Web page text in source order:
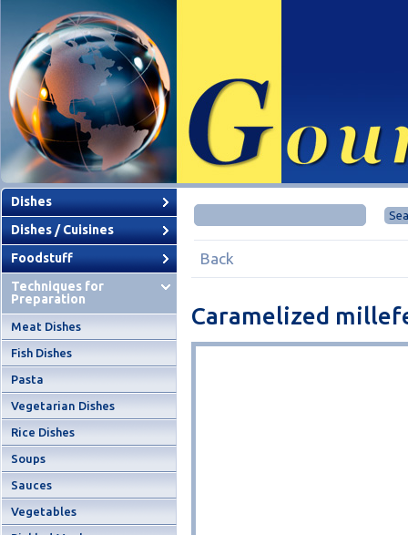
Dishes
Dishes / Cuisines
Foodstuff
Techniques for
Preparation
Meat Dishes
Fish Dishes
Pasta
Vegetarian Dishes
Rice Dishes
Soups
Sauces
Vegetables
Back
Caramelized